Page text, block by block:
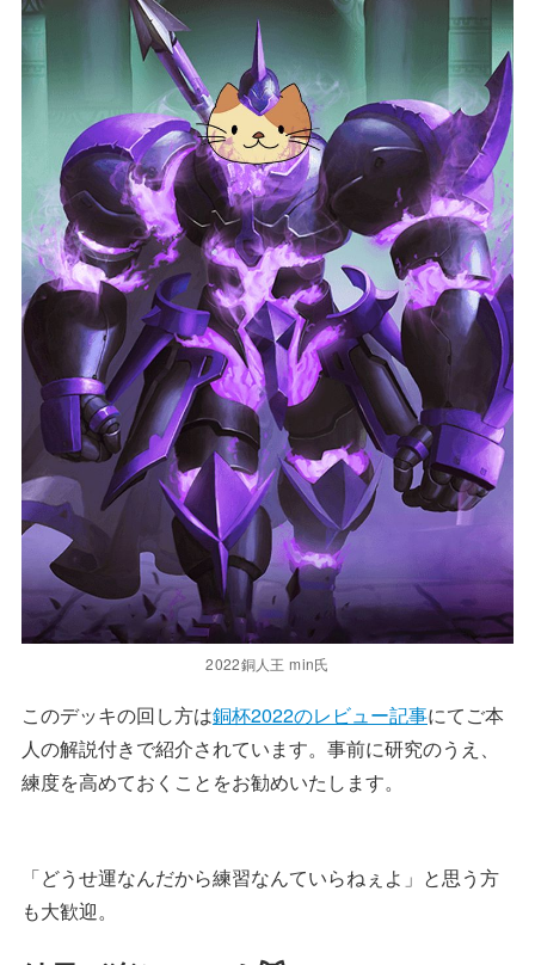
2022銅人王 min氏
このデッキの回し方は銅杯2022のレビュー記事にてご本
人の解説付きで紹介されています。事前に研究のうえ、
練度を高めておくことをお勧めいたします。
「どうせ運なんだから練習なんていらねぇよ」と思う方
も大歓迎。